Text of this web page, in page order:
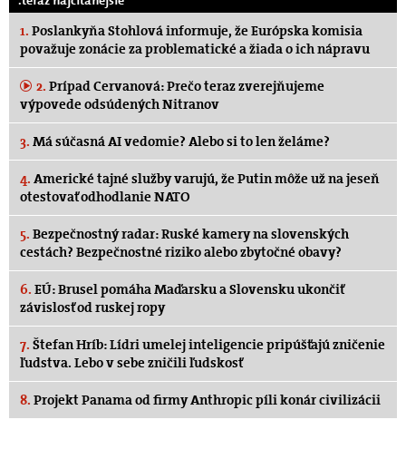
1. Poslankyňa Stohlová informuje, že Európska komisia
považuje zonácie za problematické a žiada o ich nápravu
2. Prípad Cervanová: Prečo teraz zverejňujeme
výpovede odsúdených Nitranov
3. Má súčasná AI vedomie? Alebo si to len želáme?
4. Americké tajné služby varujú, že Putin môže už na jeseň
otestovať odhodlanie NATO
5. Bezpečnostný radar: Ruské kamery na slovenských
cestách? Bezpečnostné riziko alebo zbytočné obavy?
6. EÚ: Brusel pomáha Maďarsku a Slovensku ukončiť
závislosť od ruskej ropy
7. Štefan Hríb: Lídri umelej inteligencie pripúšťajú zničenie
ľudstva. Lebo v sebe zničili ľudskosť
8. Projekt Panama od firmy Anthropic píli konár civilizácii